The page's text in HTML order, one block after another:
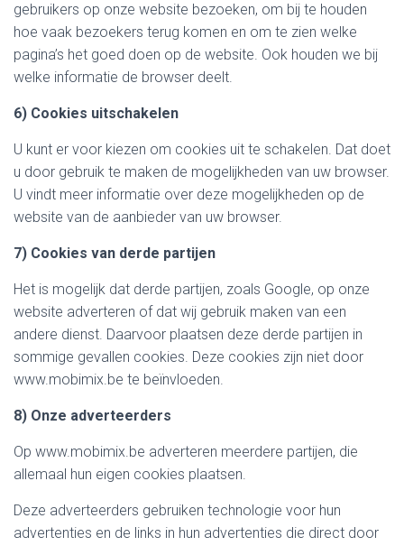
gebruikers op onze website bezoeken, om bij te houden
hoe vaak bezoekers terug komen en om te zien welke
pagina’s het goed doen op de website. Ook houden we bij
welke informatie de browser deelt.
6) Cookies uitschakelen
U kunt er voor kiezen om cookies uit te schakelen. Dat doet
u door gebruik te maken de mogelijkheden van uw browser.
U vindt meer informatie over deze mogelijkheden op de
website van de aanbieder van uw browser.
7) Cookies van derde partijen
Het is mogelijk dat derde partijen, zoals Google, op onze
website adverteren of dat wij gebruik maken van een
andere dienst. Daarvoor plaatsen deze derde partijen in
sommige gevallen cookies. Deze cookies zijn niet door
www.mobimix.be te beïnvloeden.
8) Onze adverteerders
Op www.mobimix.be adverteren meerdere partijen, die
allemaal hun eigen cookies plaatsen.
Deze adverteerders gebruiken technologie voor hun
advertenties en de links in hun advertenties die direct door